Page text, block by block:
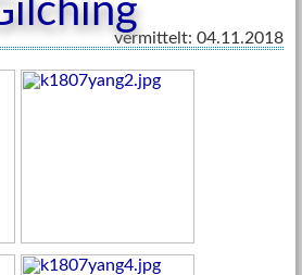
vermittelt: 04.11.2018